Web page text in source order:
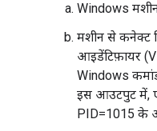
Windows
मशीन से कनेक्ट
आइडेंटिफ़ायर
Windows
इस आउटपुट में,
PID=1015 के